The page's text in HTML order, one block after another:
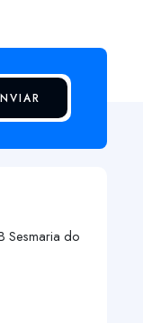
Sesmaria do